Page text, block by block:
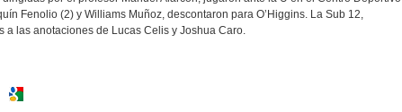
Fenolio (2) y Williams Muñoz, descontaron para O’Higgins. La Sub 12,
a las anotaciones de Lucas Celis y Joshua Caro.